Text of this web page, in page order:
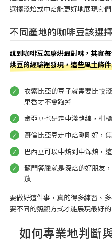
選擇淺焙或中焙能更好地展現它們
不同產地的咖啡豆該選
說到咖啡豆怎麼烘最對味，其實
烘豆的經驗裡發現，這些風土條
衣索比亞的豆子就需要比較
果香才不會跑掉
肯亞豆也是走中淺路線，柑
哥倫比亞豆走中焙剛剛好，
巴西豆可以中焙到中深焙，
蘇門答臘就是深焙的好朋友
放
要做好這件事，真的得多練習、
要不同的照顧方式才能展現最好的
如何專業地判斷